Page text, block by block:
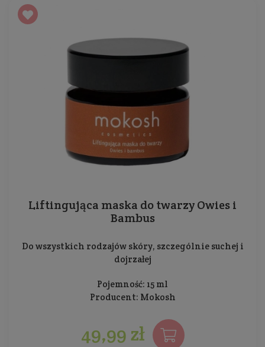
Liftingująca maska do twarzy Owies i
Bambus
Do wszystkich rodzajów skóry, szczególnie suchej i
dojrzałej
Pojemność: 15 ml
Producent: Mokosh
49,99 zł